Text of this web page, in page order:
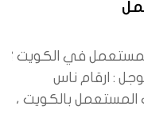
في الكويت ؟
: ارقام ناس
المستعمل بالكويت ،